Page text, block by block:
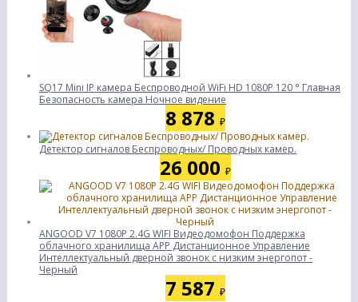
SQ17 Mini IP камера Беспроводной WiFi HD 1080P 120 ° Главная
Безопасность камера Ночное видение
8 878 ₽
Детектор сигналов Беспроводных/ Проводных камер.
26 000 ₽
ANGOOD V7 1080P 2.4G WIFI Видеодомофон Поддержка
облачного хранилища APP Дистанционное Управление
Интеллектуальный дверной звонок с низким энергопот -
Черный
7 587 ₽